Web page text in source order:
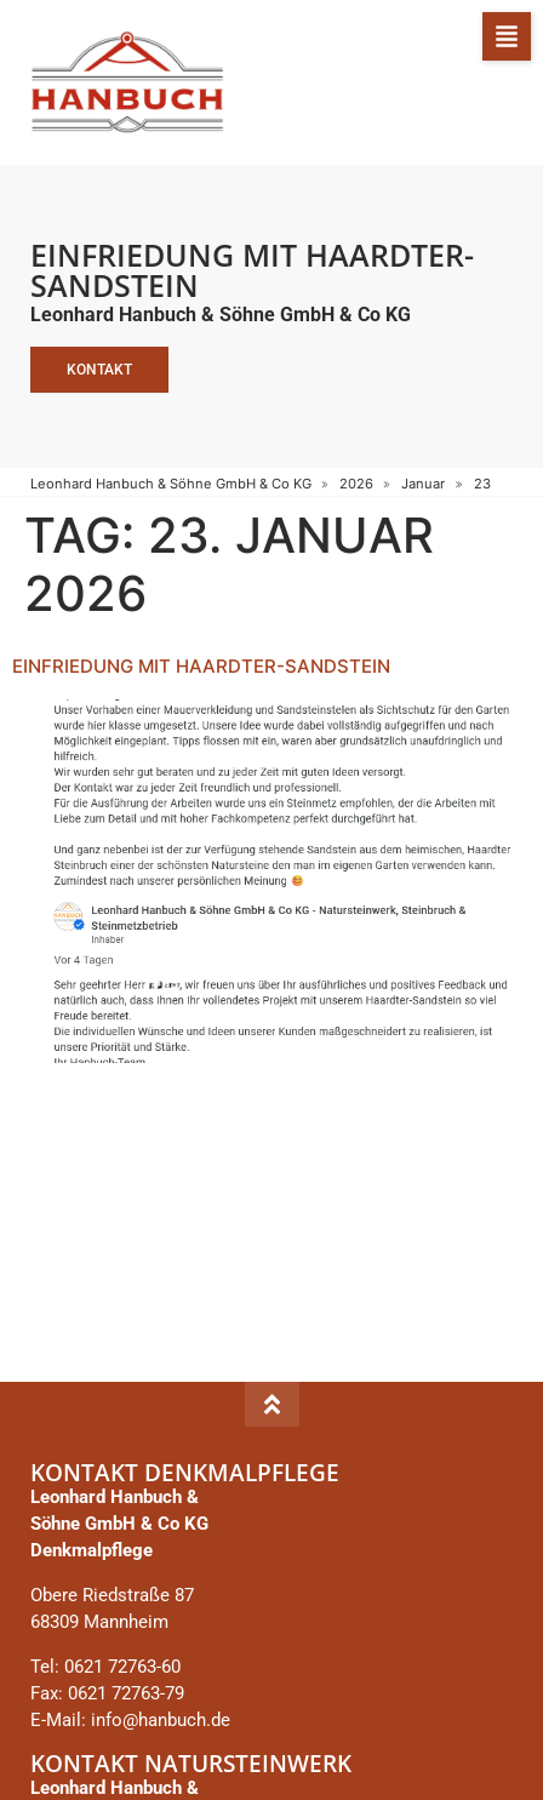
EINFRIEDUNG MIT HAARDTER-
SANDSTEIN
Leonhard Hanbuch & Söhne GmbH & Co KG
KONTAKT
Leonhard Hanbuch & Söhne GmbH & Co KG 2026 Januar 23
TAG: 23. JANUAR
2026
EINFRIEDUNG MIT HAARDTER-SANDSTEIN
KONTAKT DENKMALPFLEGE
Leonhard Hanbuch &
Söhne GmbH & Co KG
Denkmalpflege
Obere Riedstraße 87
68309 Mannheim
Tel: 0621 72763-60
Fax: 0621 72763-79
E-Mail: info@hanbuch.de
KONTAKT NATURSTEINWERK
Leonhard Hanbuch &